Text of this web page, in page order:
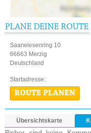
PLANE DEINE ROUTE
Saarwiesenring 10
66663 Merzig
Deutschland
ROUTE PLANEN
Übersichtskarte